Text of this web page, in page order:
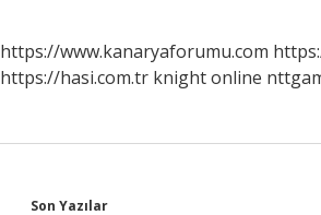
https://www.kanaryaforumu.com
https://hasi.com.tr knight online
Son Yazılar